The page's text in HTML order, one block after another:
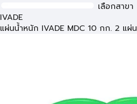
เลือกสาขา
IVADE
แผ่นน้ำหนัก IVADE MDC 10 กก. 2 แผ่น